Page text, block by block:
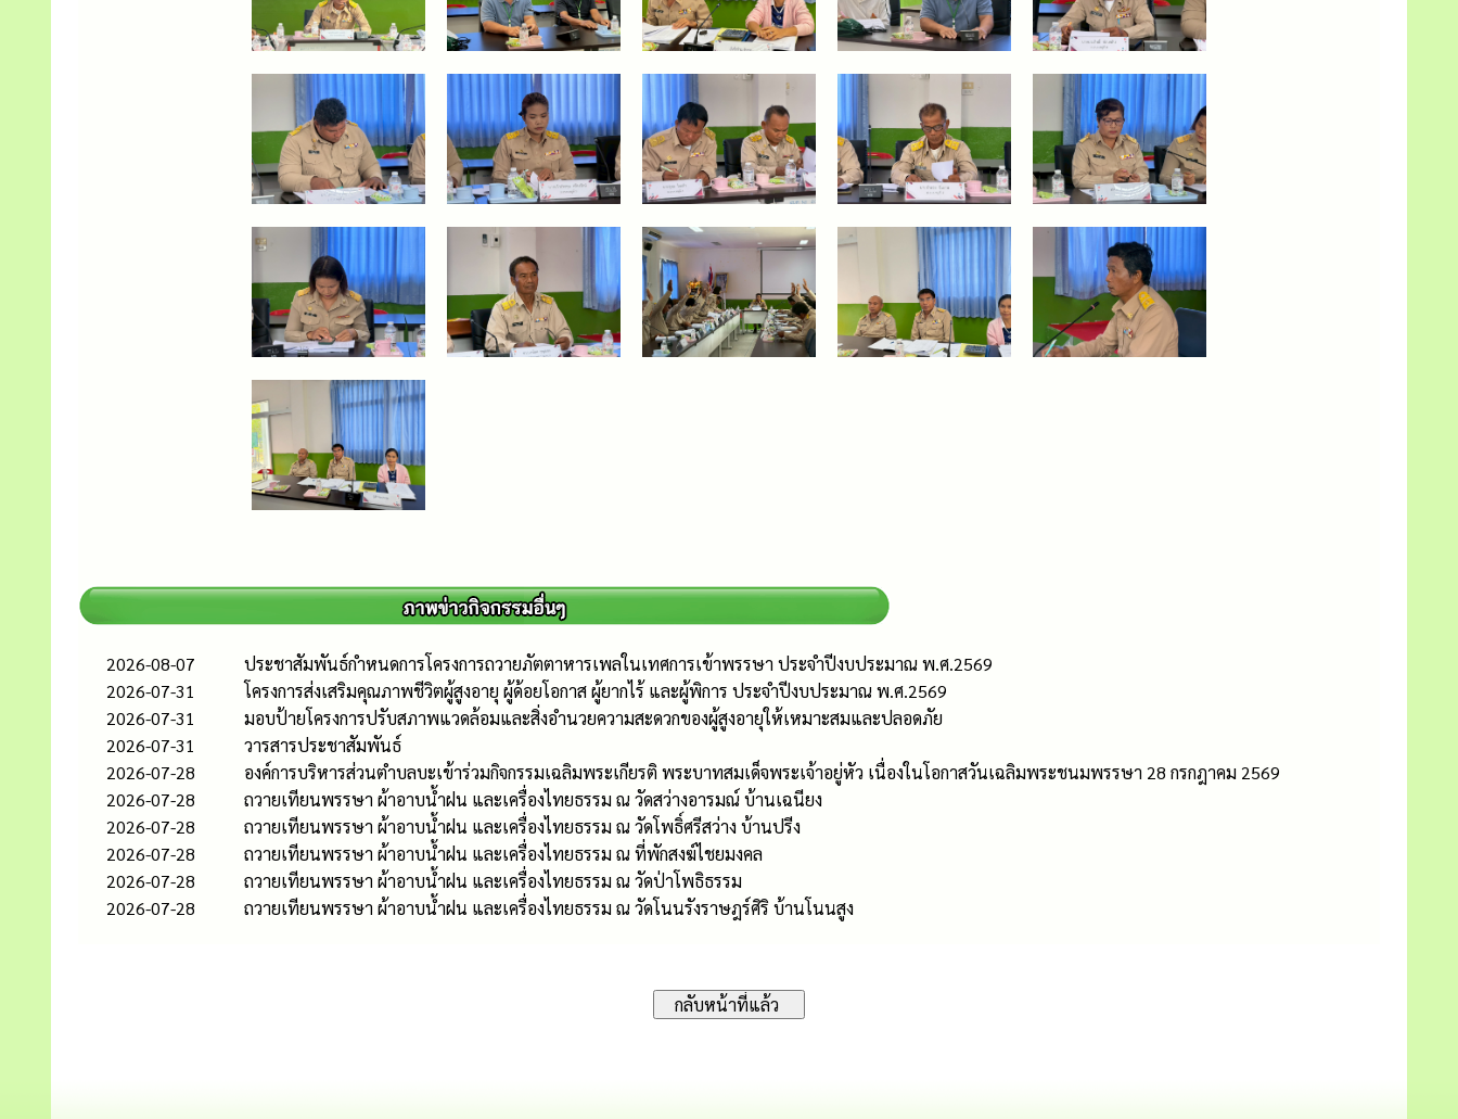
2026-08-07
ประชาสัมพันธ์กำหนดการโครงการถวายภัตตาหารเพลในเทศการเข้าพรรษา ประจำปีงบประมาณ พ.ศ.2569
2026-07-31
โครงการส่งเสริมคุณภาพชีวิตผู้สูงอายุ ผู้ด้อยโอกาส ผู้ยากไร้ และผู้พิการ ประจำปีงบประมาณ พ.ศ.2569
2026-07-31
มอบป้ายโครงการปรับสภาพแวดล้อมและสิ่งอำนวยความสะดวกของผู้สูงอายุให้เหมาะสมและปลอดภัย
2026-07-31
วารสารประชาสัมพันธ์
2026-07-28
องค์การบริหารส่วนตำบลบะเข้าร่วมกิจกรรมเฉลิมพระเกียรติ พระบาทสมเด็จพระเจ้าอยู่หัว เนื่องในโอกาสวันเฉลิมพระชนมพรรษา 28 กรกฎาคม 2569
2026-07-28
ถวายเทียนพรรษา ผ้าอาบน้ำฝน และเครื่องไทยธรรม ณ วัดสว่างอารมณ์ บ้านเฉนียง
2026-07-28
ถวายเทียนพรรษา ผ้าอาบน้ำฝน และเครื่องไทยธรรม ณ วัดโพธิ์ศรีสว่าง บ้านปรีง
2026-07-28
ถวายเทียนพรรษา ผ้าอาบน้ำฝน และเครื่องไทยธรรม ณ ที่พักสงฆ์ไชยมงคล
2026-07-28
ถวายเทียนพรรษา ผ้าอาบน้ำฝน และเครื่องไทยธรรม ณ วัดป่าโพธิธรรม
2026-07-28
ถวายเทียนพรรษา ผ้าอาบน้ำฝน และเครื่องไทยธรรม ณ วัดโนนรังราษฎร์ศิริ บ้านโนนสูง